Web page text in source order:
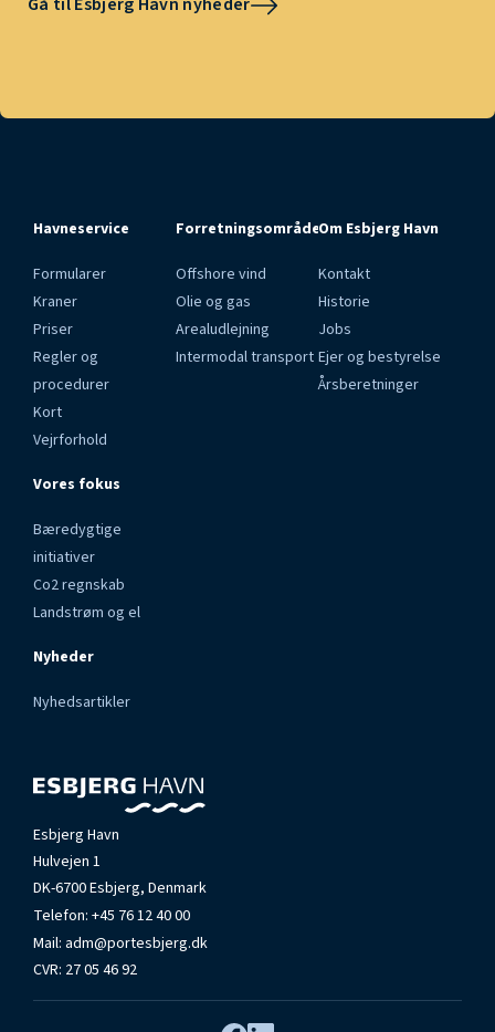
Esbjerg Havn
Hulvejen 1
DK-6700 Esbjerg, Denmark
Telefon: +45 76 12 40 00
Mail: adm@portesbjerg.dk
CVR: 27 05 46 92
Havneservice
Formularer
Kraner
Priser
Regler og
procedurer
Kort
Vejrforhold
Forretningsområder
Offshore vind
Olie og gas
Arealudlejning
Intermodal transport
Om Esbjerg Havn
Kontakt
Historie
Jobs
Ejer og bestyrelse
Årsberetninger
Vores fokus
Bæredygtige
initiativer
Co2 regnskab
Landstrøm og el
Nyheder
Nyhedsartikler